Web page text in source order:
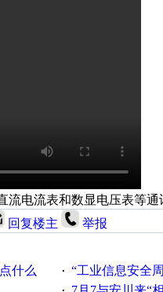
流电流表和数显电压表等通
回复楼主 举报
什么 · “工业信息安全周之我见”